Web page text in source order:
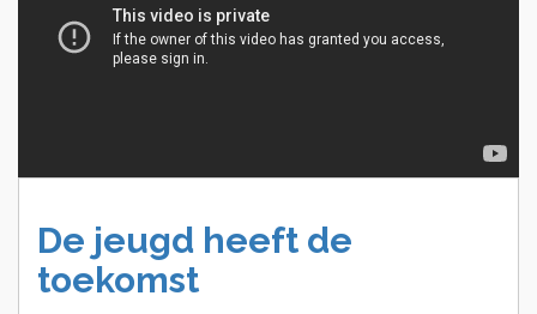
De jeugd heeft de
toekomst